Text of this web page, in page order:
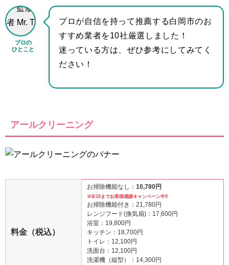
プロの
ひとこと
プロが自信を持って推薦する白岡市のお
すすめ業者を10社厳選しました！
迷っている方は、ぜひ参考にしてみてく
ださい！
アールクリーニング
料金（税込）
お掃除機能なし： 10,780円
※8/10までお客様感謝キャンペーン中‼
お掃除機能付き：21,780円
レンジフード(換気扇)：17,600円
浴室：19,800円
キッチン：18,700円
トイレ：12,100円
洗面台：12,100円
洗濯機（縦型）：14,300円